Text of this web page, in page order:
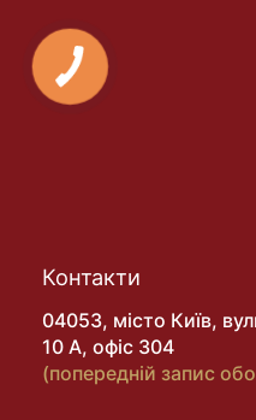
Контакти
04053, місто Київ,
10 А, офіс 304
(попередній запис